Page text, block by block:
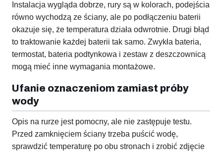
Instalacja wygląda dobrze, rury są w kolorach, podejścia
równo wychodzą ze ściany, ale po podłączeniu baterii
okazuje się, że temperatura działa odwrotnie. Drugi błąd
to traktowanie każdej baterii tak samo. Zwykła bateria,
termostat, bateria podtynkowa i zestaw z deszczownicą
mogą mieć inne wymagania montażowe.
Ufanie oznaczeniom zamiast próby
wody
Opis na rurze jest pomocny, ale nie zastępuje testu.
Przed zamknięciem ściany trzeba puścić wodę,
sprawdzić temperaturę po obu stronach i zrobić zdjęcie